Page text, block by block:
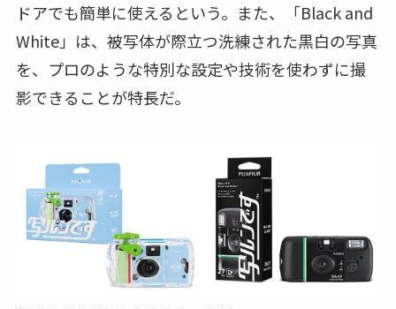
ドアでも簡単に使えるという。また、「Black and
White」は、被写体が際立つ洗練された黒白の写真
を、プロのような特別な設定や技術を使わずに撮
影できることが特長だ。